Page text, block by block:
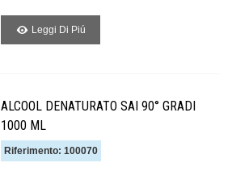
Leggi Di Piú
ALCOOL DENATURATO SAI 90° GRADI
1000 ML
Riferimento: 100070